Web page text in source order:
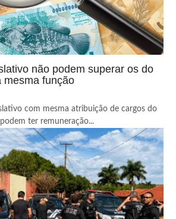
não podem superar os do
mesma função
com mesma atribuição de cargos do
ter remuneração...